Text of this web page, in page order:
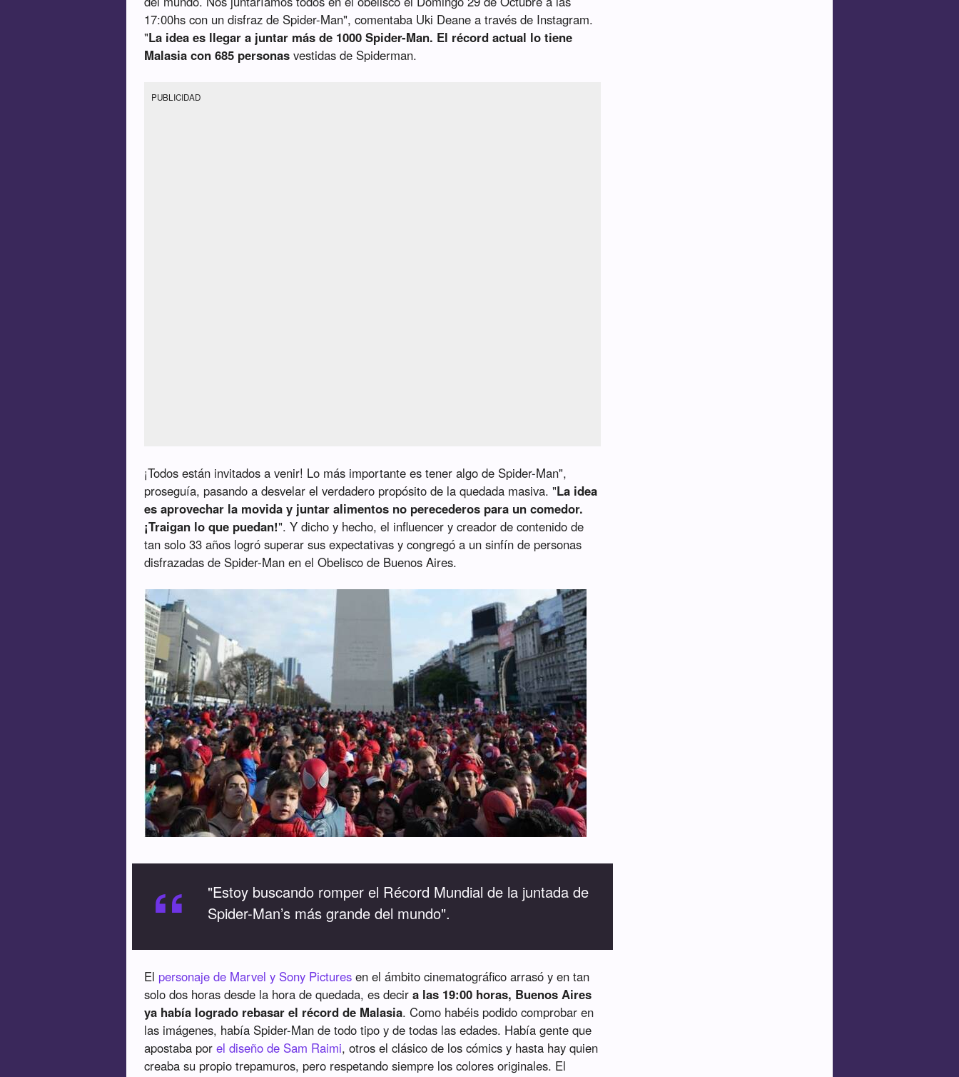
17:00hs con un disfraz de Spider-Man", comentaba Uki Deane a través de Instagram.
"La idea es llegar a juntar más de 1000 Spider-Man. El récord actual lo tiene
Malasia con 685 personas vestidas de Spiderman.
PUBLICIDAD
¡Todos están invitados a venir! Lo más importante es tener algo de Spider-Man",
proseguía, pasando a desvelar el verdadero propósito de la quedada masiva. "La idea
es aprovechar la movida y juntar alimentos no perecederos para un comedor.
¡Traigan lo que puedan!". Y dicho y hecho, el influencer y creador de contenido de
tan solo 33 años logró superar sus expectativas y congregó a un sinfín de personas
disfrazadas de Spider-Man en el Obelisco de Buenos Aires.
“
"Estoy buscando romper el Récord Mundial de la juntada de
Spider-Man’s más grande del mundo".
El personaje de Marvel y Sony Pictures en el ámbito cinematográfico arrasó y en tan
solo dos horas desde la hora de quedada, es decira las 19:00 horas, Buenos Aires
ya había logrado rebasar el récord de Malasia. Como habéis podido comprobar en
las imágenes, había Spider-Man de todo tipo y de todas las edades. Había gente que
apostaba porel diseño de Sam Raimi, otros el clásico de los cómics y hasta hay quien
creaba su propio trepamuros, pero respetando siempre los colores originales. El